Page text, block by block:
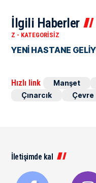
İlgili Haberler
Z - KATEGORISIZ
YENİ HASTANE
Hızlı link Manşet
Çınarcık
Çevre
İletişimde kal